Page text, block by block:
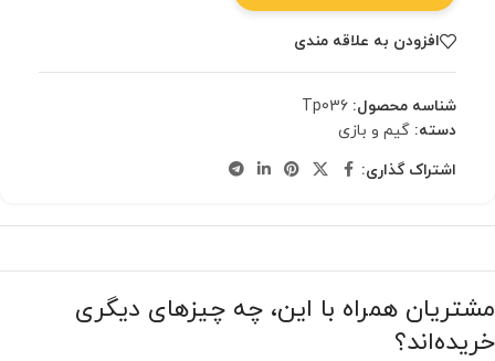
افزودن به علاقه مندی
شناسه محصول: Tp036
دسته: گیم و بازی
اشتراک گذاری:
مشتریان همراه با این، چه چیزهای دیگری
خریده‌اند؟